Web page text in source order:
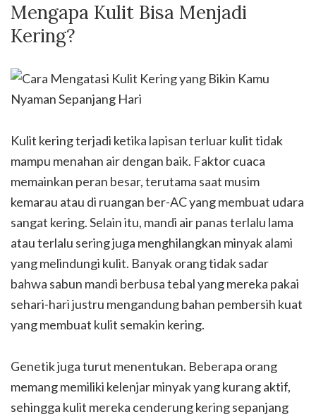
Mengapa Kulit Bisa Menjadi
Kering?
Kulit kering terjadi ketika lapisan terluar kulit tidak
mampu menahan air dengan baik. Faktor cuaca
memainkan peran besar, terutama saat musim
kemarau atau di ruangan ber-AC yang membuat udara
sangat kering. Selain itu, mandi air panas terlalu lama
atau terlalu sering juga menghilangkan minyak alami
yang melindungi kulit. Banyak orang tidak sadar
bahwa sabun mandi berbusa tebal yang mereka pakai
sehari-hari justru mengandung bahan pembersih kuat
yang membuat kulit semakin kering.
Genetik juga turut menentukan. Beberapa orang
memang memiliki kelenjar minyak yang kurang aktif,
sehingga kulit mereka cenderung kering sepanjang